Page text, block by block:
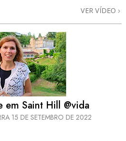
VER VÍDEO
em Saint Hill @vida
15 DE SETEMBRO DE 2022